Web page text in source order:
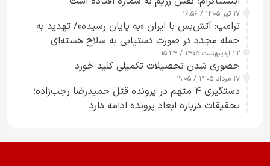
۱۷ تیر ۱۴۰۵ / ۱۶:۵۶
ترامپ: آتش‌بس با ایران «به پایان رسیده»/ تهدید به
حمله مجدد در صورت دستیابی به سلاح هسته‌ای
۲۲ اردیبهشت ۱۴۰۵ / ۱۵:۲۴
حضوری شدن تحصیلات تکمیلی کلید خورد
۱۷ مرداد ۱۴۰۵ / ۱۹:۰۵
دستگیری ۴ متهم در پرونده قتل حمیدرضا رجب‌زاده؛
تحقیقات درباره ابعاد پرونده ادامه دارد